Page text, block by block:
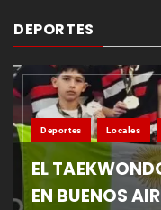
DEPORTES
Deportes Locales
EL
EN BUENOS